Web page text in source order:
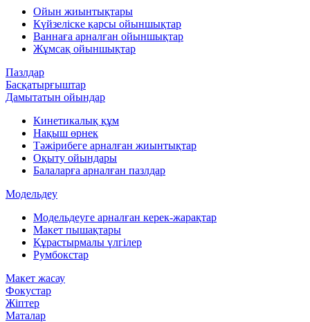
Ойын жиынтықтары
Күйзеліске қарсы ойыншықтар
Ваннаға арналған ойыншықтар
Жұмсақ ойыншықтар
Пазлдар
Басқатырғыштар
Дамытатын ойындар
Кинетикалық құм
Нақыш өрнек
Тәжірибеге арналған жиынтықтар
Оқыту ойындары
Балаларға арналған пазлдар
Модельдеу
Модельдеуге арналған керек-жарақтар
Макет пышақтары
Құрастырмалы үлгілер
Румбокстар
Макет жасау
Фокустар
Жіптер
Маталар